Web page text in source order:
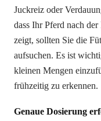
Juckreiz oder
dass Ihr Pferd nach
zeigt, sollten Sie die
aufsuchen. Es ist
kleinen Mengen
frühzeitig zu erkennen.
Genaue Dosierung